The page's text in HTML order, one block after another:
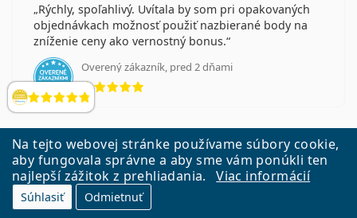
Na tejto webovej stránke používame súbory cookie,
aby fungovala správne a aby sme vám ponúkli ten
najlepší zážitok z prehliadania.
Viac informácií
Súhlasiť Odmietnuť
Hodnotenia
Rýchly, spoľahlivý. Uvítala by som pri opakovaných
objednávkach možnosť použiť nazbierané body na
zníženie ceny ako vernostný bonus.
Overený zákazník, pred 2 dňami
hodnotenie 5 z 5
Prvýkrát na Lentiamo? Získajte 50 bonusových
bodov za prihlásenie sa k odberu nášho